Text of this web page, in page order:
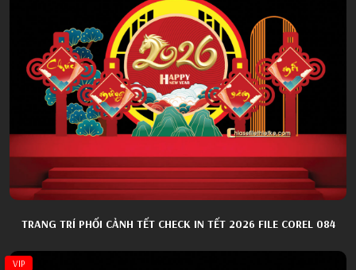
TRANG TRÍ PHỐI CẢNH TẾT CHECK IN TẾT 2026 FILE COREL 084
VIP